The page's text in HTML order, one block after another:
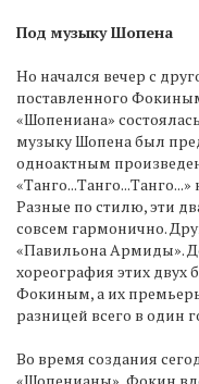
Под музыку Шопена
Но начался вечер с
поставленного
«Шопениана»
музыку Шопена был
одноактным
Разные по стилю, эти
совсем гармонично.
«Павильона Армиды».
хореография этих
Фокиным, а их
разницей всего в один
Во время создания